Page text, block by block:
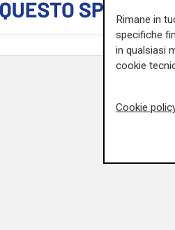
Rimane in
specifiche
in qualsiasi
cookie
Cookie